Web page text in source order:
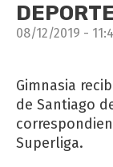
08/12/2019 -
Gimnasia
de Santiago
Superliga.